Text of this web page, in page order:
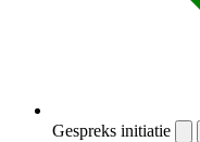
Gespreks initiatie